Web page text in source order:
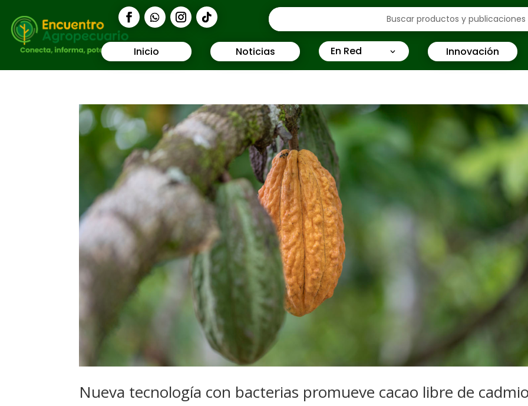
Inicio Noticias En Red Innovación
Nueva tecnología con bacterias promueve cacao libre de